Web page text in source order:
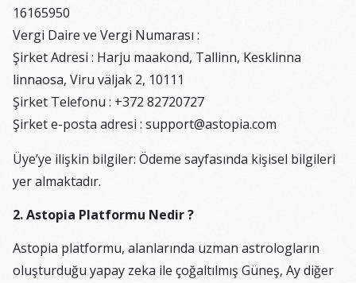
16165950
Vergi Daire ve Vergi Numarası :
Şirket Adresi : Harju maakond, Tallinn, Kesklinna
linnaosa, Viru väljak 2, 10111
Şirket Telefonu : +372 82720727
Şirket e-posta adresi : support@astopia.com
Üye’ye ilişkin bilgiler: Ödeme sayfasında kişisel bilgileri
yer almaktadır.
2. Astopia Platformu Nedir ?
Astopia platformu, alanlarında uzman astrologların
oluşturduğu yapay zeka ile çoğaltılmış Güneş, Ay diğer